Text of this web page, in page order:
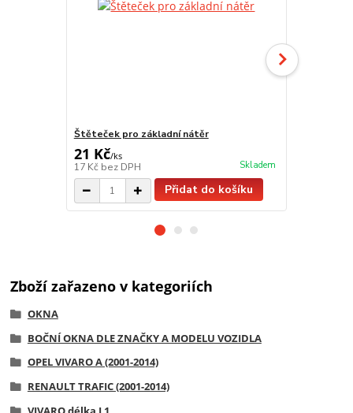
Štěteček pro základní nátěr
21 Kč/ks
17 Kč bez DPH Skladem
Přidat do košíku
Zboží zařazeno v kategoriích
OKNA
BOČNÍ OKNA DLE ZNAČKY A MODELU VOZIDLA
OPEL VIVARO A (2001-2014)
RENAULT TRAFIC (2001-2014)